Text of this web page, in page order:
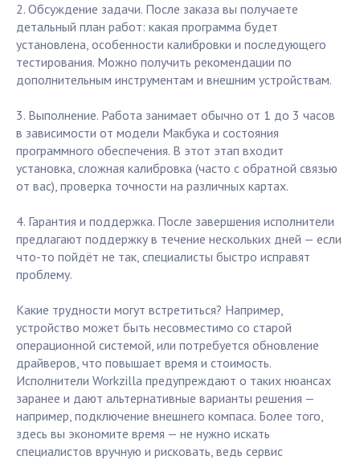
2. Обсуждение задачи. После заказа вы получаете
детальный план работ: какая программа будет
установлена, особенности калибровки и последующего
тестирования. Можно получить рекомендации по
дополнительным инструментам и внешним устройствам.
3. Выполнение. Работа занимает обычно от 1 до 3 часов
в зависимости от модели Макбука и состояния
программного обеспечения. В этот этап входит
установка, сложная калибровка (часто с обратной связью
от вас), проверка точности на различных картах.
4. Гарантия и поддержка. После завершения исполнители
предлагают поддержку в течение нескольких дней — если
что-то пойдёт не так, специалисты быстро исправят
проблему.
Какие трудности могут встретиться? Например,
устройство может быть несовместимо со старой
операционной системой, или потребуется обновление
драйверов, что повышает время и стоимость.
Исполнители Workzilla предупреждают о таких нюансах
заранее и дают альтернативные варианты решения —
например, подключение внешнего компаса. Более того,
здесь вы экономите время — не нужно искать
специалистов вручную и рисковать, ведь сервис